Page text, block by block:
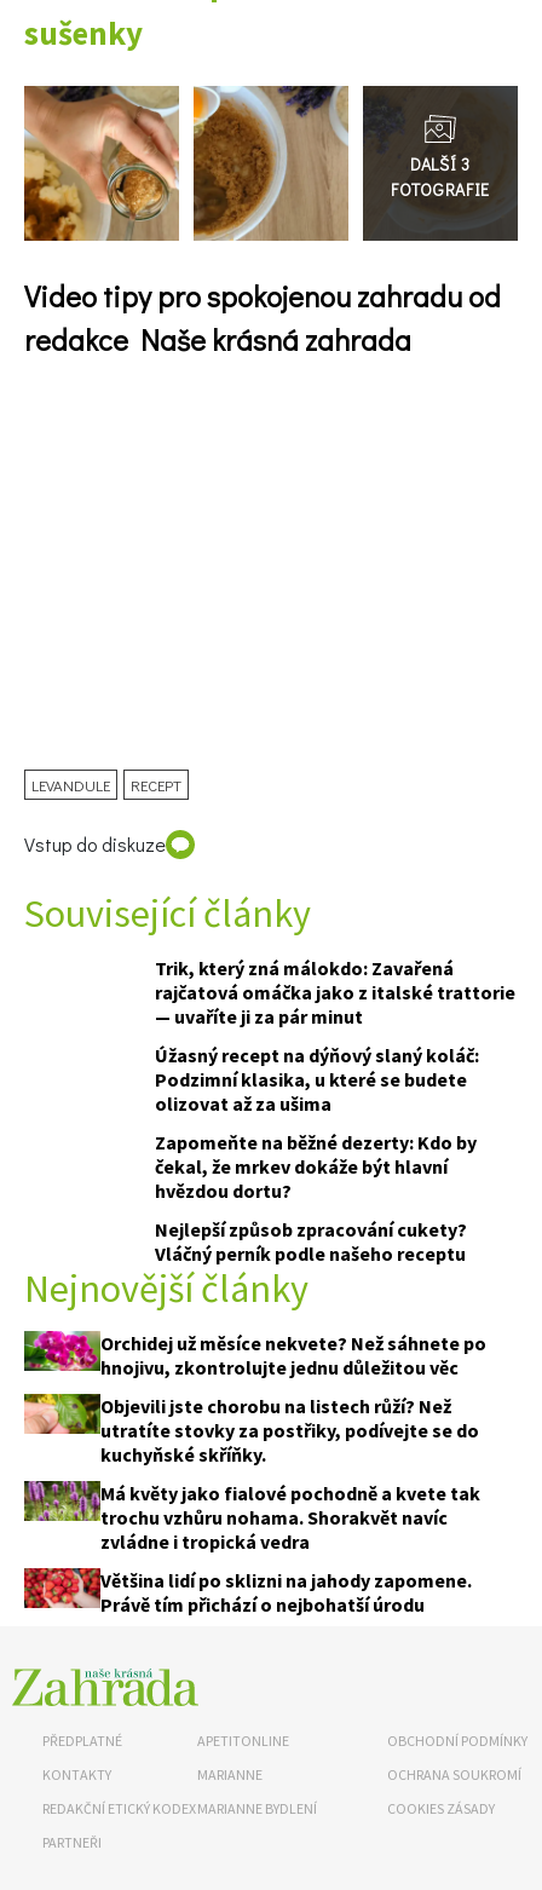
Naše krásná zahrada
74 Kč
Objednat >
sušenky
do
galerie
Video tipy pro spokojenou zahradu od
redakce Naše krásná zahrada
LEVANDULE RECEPT
Vstup do diskuze
Související články
Trik, který zná málokdo: Zavařená
rajčatová omáčka jako z italské trattorie
— uvaříte ji za pár minut
Úžasný recept na dýňový slaný koláč:
Podzimní klasika, u které se budete
olizovat až za ušima
Zapomeňte na běžné dezerty: Kdo by
čekal, že mrkev dokáže být hlavní
hvězdou dortu?
Nejlepší způsob zpracování cukety?
Vláčný perník podle našeho receptu
Nejnovější články
Orchidej už měsíce nekvete? Než sáhnete po
hnojivu, zkontrolujte jednu důležitou věc
Objevili jste chorobu na listech růží? Než
utratíte stovky za postřiky, podívejte se do
kuchyňské skříňky.
Má květy jako fialové pochodně a kvete tak
trochu vzhůru nohama. Shorakvět navíc
zvládne i tropická vedra
Většina lidí po sklizni na jahody zapomene.
Právě tím přichází o nejbohatší úrodu
PŘEDPLATNÉ
KONTAKTY
REDAKČNÍ ETICKÝ KODEX
PARTNEŘI
APETITONLINE
MARIANNE
MARIANNE BYDLENÍ
OBCHODNÍ PODMÍNKY
OCHRANA SOUKROMÍ
COOKIES ZÁSADY